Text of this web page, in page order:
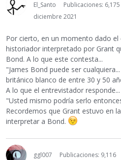
El_Santo
Publicaciones: 6,175
diciembre 2021
Por cierto, en un momento dado
historiador interpretado por Grant
Bond. A lo que este contesta...
"James Bond puede ser
británico blanco de entre 30 y 50
A lo que el entrevistador responde...
"Usted mismo podría serlo
Recordemos que Grant estuvo en
interpretar a Bond.
ggl007
Publicaciones: 9,116